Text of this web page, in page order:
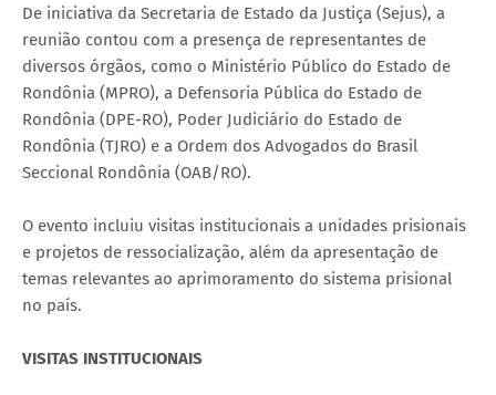
De iniciativa da Secretaria de Estado da Justiça (Sejus), a
reunião contou com a presença de representantes de
diversos órgãos, como o Ministério Público do Estado de
Rondônia (MPRO), a Defensoria Pública do Estado de
Rondônia (DPE-RO), Poder Judiciário do Estado de
Rondônia (TJRO) e a Ordem dos Advogados do Brasil
Seccional Rondônia (OAB/RO).
O evento incluiu visitas institucionais a unidades prisionais
e projetos de ressocialização, além da apresentação de
temas relevantes ao aprimoramento do sistema prisional
no país.
VISITAS INSTITUCIONAIS